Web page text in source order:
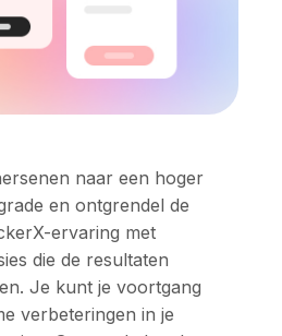
naar een hoger
en ontgrendel de
ervaring met
die de resultaten
Je kunt je voortgang
verbeteringen in je